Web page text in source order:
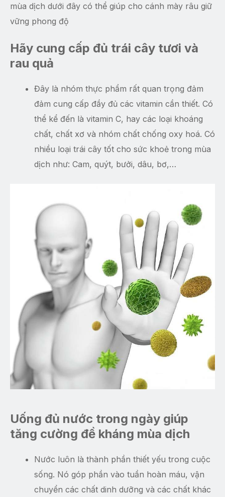
mùa dịch dưới đây có thể giúp cho cánh mày râu giữ
vững phong độ
Hãy cung cấp đủ trái cây tươi và
rau quả
Đây là nhóm thực phẩm rất quan trọng đảm
đảm cung cấp đầy đủ các vitamin cần thiết. Có
thể kể đến là vitamin C, hay các loại khoáng
chất, chất xơ và nhóm chất chống oxy hoá. Có
nhiều loại trái cây tốt cho sức khoẻ trong mùa
dịch như: Cam, quýt, bưởi, dâu, bơ,…
Uống đủ nước trong ngày giúp
tăng cường đề kháng mùa dịch
Nước luôn là thành phần thiết yếu trong cuộc
sống. Nó góp phần vào tuần hoàn máu, vận
chuyển các chất dinh dưỡng và các chất khác